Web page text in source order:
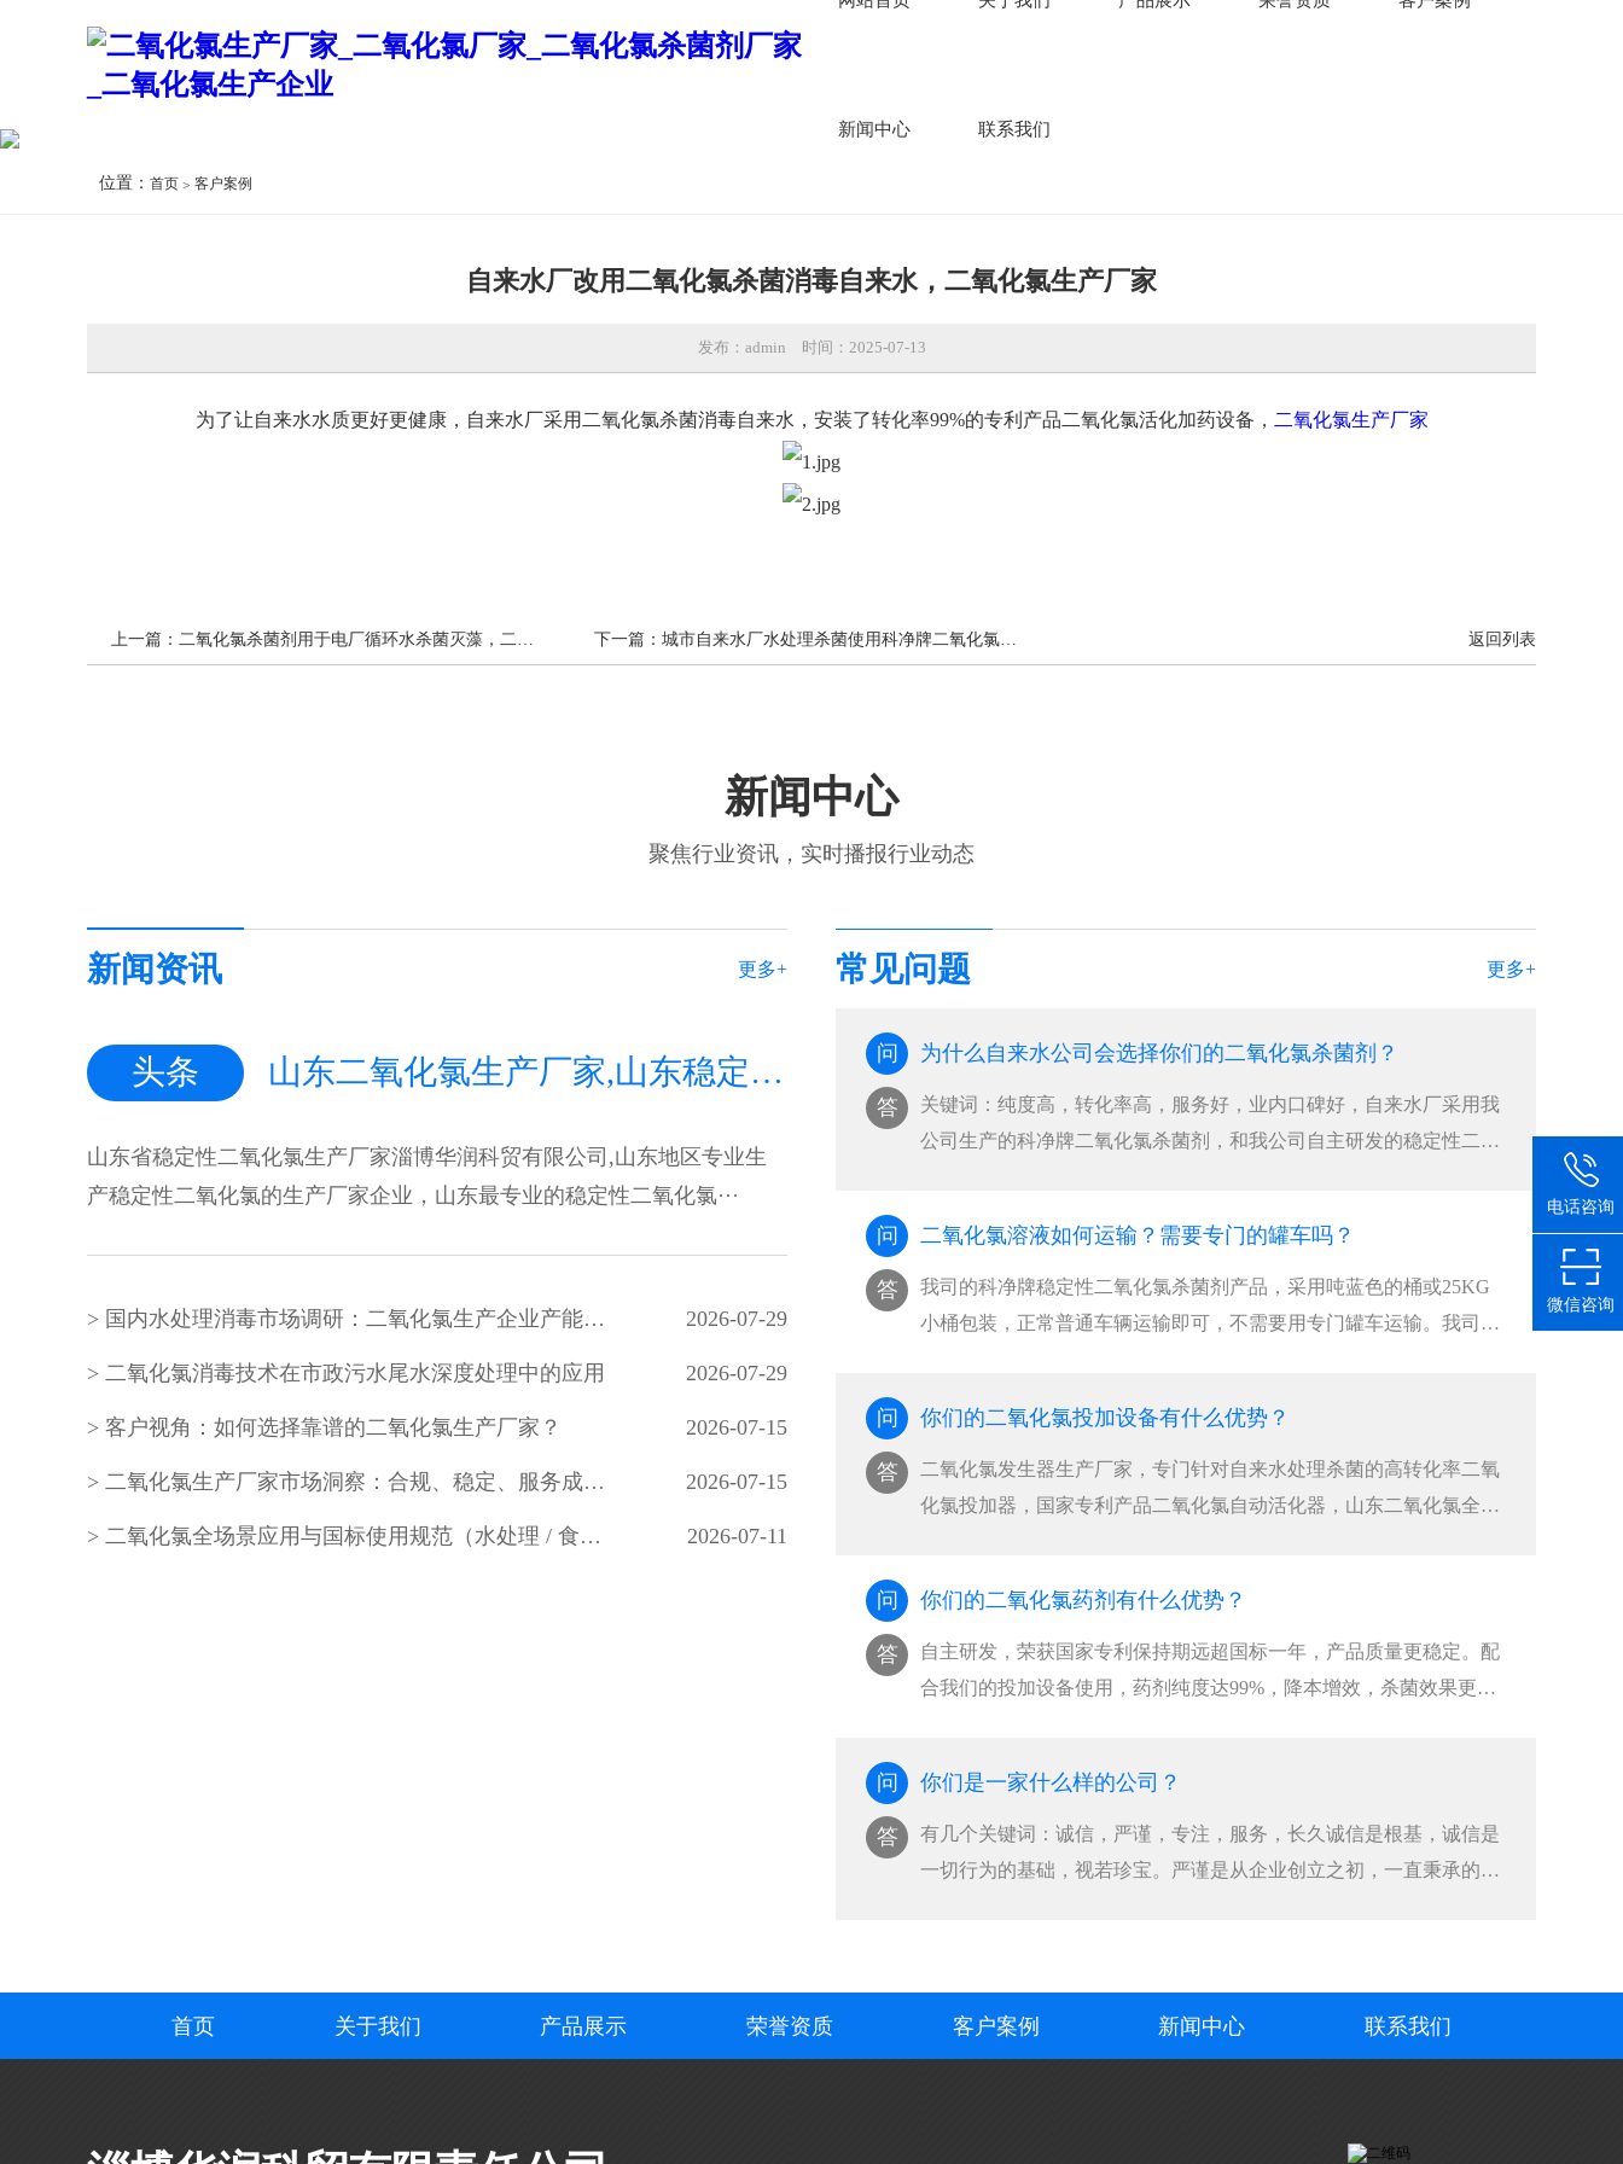
新闻中心 联系我们
位置： 首页 客户案例
自来水厂改用二氧化氯杀菌消毒自来水，二氧化氯生产厂家
发布：admin 时间：2025-07-13
为了让自来水水质更好更健康，自来水厂采用二氧化氯杀菌消毒自来水，安装了转化率99%的专利产品二氧化氯活化加药设备， 二氧化氯生产厂家
上一篇： 二氧化氯杀菌剂用于电厂循环水杀菌灭藻，二氧化氯生产厂家 下一篇： 城市自来水厂水处理杀菌使用科净牌二氧化氯药剂及设备 返回列表
新闻中心
聚焦行业资讯，实时播报行业动态
新闻资讯 更多+
头条 山东二氧化氯生产厂家,山东稳定性二氧化氯生产厂家,山东二氧化氯杀菌剂生产厂家
山东省稳定性二氧化氯生产厂家淄博华润科贸有限公司,山东地区专业生
产稳定性二氧化氯的生产厂家企业，山东最专业的稳定性二氧化氯···
国内水处理消毒市场调研：二氧化氯生产企业产能与需求分析 2026-07-29
二氧化氯消毒技术在市政污水尾水深度处理中的应用 2026-07-29
客户视角：如何选择靠谱的二氧化氯生产厂家？ 2026-07-15
二氧化氯生产厂家市场洞察：合规、稳定、服务成客户核心选择 2026-07-15
二氧化氯全场景应用与国标使用规范（水处理 / 食品 / 医疗 / 养殖） 2026-07-11
常见问题 更多+
问 为什么自来水公司会选择你们的二氧化氯杀菌剂？
答
关键词：纯度高，转化率高，服务好，业内口碑好，自来水厂采用我
公司生产的科净牌二氧化氯杀菌剂，和我公司自主研发的稳定性二氧
问 二氧化氯溶液如何运输？需要专门的罐车吗？
答
我司的科净牌稳定性二氧化氯杀菌剂产品，采用吨蓝色的桶或25KG
小桶包装，正常普通车辆运输即可，不需要用专门罐车运输。我司二
问 你们的二氧化氯投加设备有什么优势？
答
二氧化氯发生器生产厂家，专门针对自来水处理杀菌的高转化率二氧
化氯投加器，国家专利产品二氧化氯自动活化器，山东二氧化氯全自
问 你们的二氧化氯药剂有什么优势？
答
自主研发，荣获国家专利保持期远超国标一年，产品质量更稳定。配
合我们的投加设备使用，药剂纯度达99%，降本增效，杀菌效果更好
问 你们是一家什么样的公司？
答
有几个关键词：诚信，严谨，专注，服务，长久诚信是根基，诚信是
一切行为的基础，视若珍宝。严谨是从企业创立之初，一直秉承的传
首页 关于我们 产品展示 荣誉资质 客户案例 新闻中心 联系我们
电话咨询
微信咨询